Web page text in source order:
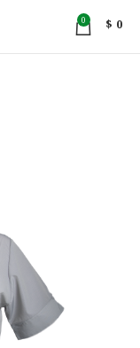
0 $ 0